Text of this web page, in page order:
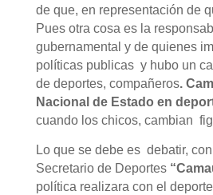
de que, en representación de
Pues otra cosa es la
gubernamental y de quienes
políticas publicas y hubo un
de deportes, compañeros.
Nacional de Estado en
cuando los chicos, cambian
Lo que se debe es debatir, con
Secretario de Deportes
política realizara con el